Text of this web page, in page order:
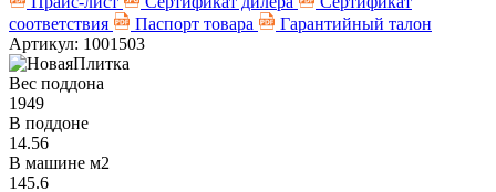
соответствия
Паспорт товара
Гарантийный талон
Артикул: 1001503
Вес поддона
1949
В поддоне
14.56
В машине м2
145.6